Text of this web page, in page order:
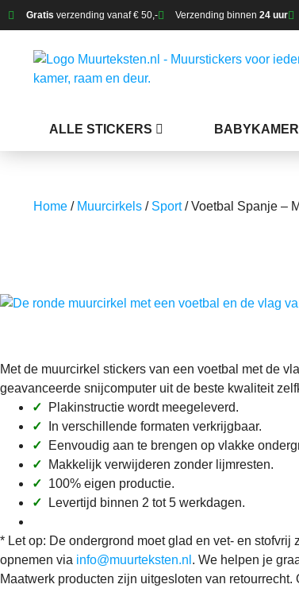
Gratis verzending vanaf € 50,- Verzending binnen 24 uur
ALLE STICKERS BABYKAMER
Home / Muurcirkels / Sport/ Voetbal Spanje –
Met de muurcirkel stickers van een voetbal met de
geavanceerde snijcomputer uit de beste kwaliteit
✓ Plakinstructie wordt meegeleverd.
✓ In verschillende formaten verkrijgbaar.
✓ Eenvoudig aan te brengen op vlakke
✓ Makkelijk verwijderen zonder lijmresten.
✓ 100% eigen productie.
✓ Levertijd binnen 2 tot 5 werkdagen.
* Let op: De ondergrond moet glad en vet- en
opnemen via info@muurteksten.nl . We helpen je
Maatwerk producten zijn uitgesloten van